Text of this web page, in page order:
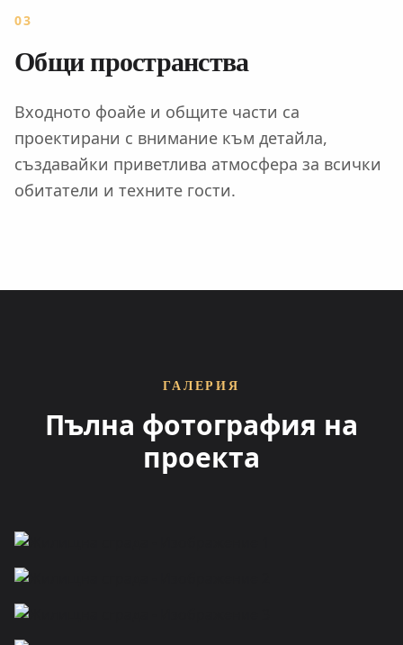
03
Общи пространства
Входното фоайе и общите части са
проектирани с внимание към детайла,
създавайки приветлива атмосфера за всички
обитатели и техните гости.
ГАЛЕРИЯ
Пълна фотография на
проекта